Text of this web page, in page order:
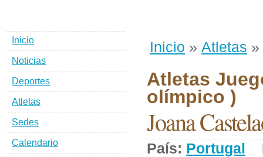
Inicio » Atletas »
Atletas
olímpico )
Joana
País: Portugal
Inicio
Noticias
Deportes
Atletas
Sedes
Calendario